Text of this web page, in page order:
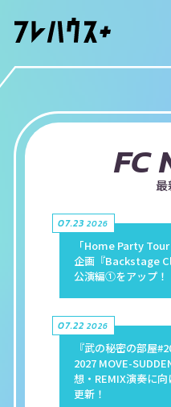
FC 最
07.23 2026
「Home Party
企画『Backstage
公演編①をアップ！
07.22 2026
『武の秘密の部屋
2027 MOVE-
想・REMIX演奏に向
更新！